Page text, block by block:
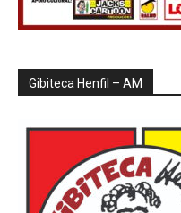
Gibiteca Henfil – AM